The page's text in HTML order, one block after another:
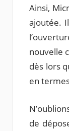
Ainsi,
ajoutée.
nouvelle
dès lors
en
de